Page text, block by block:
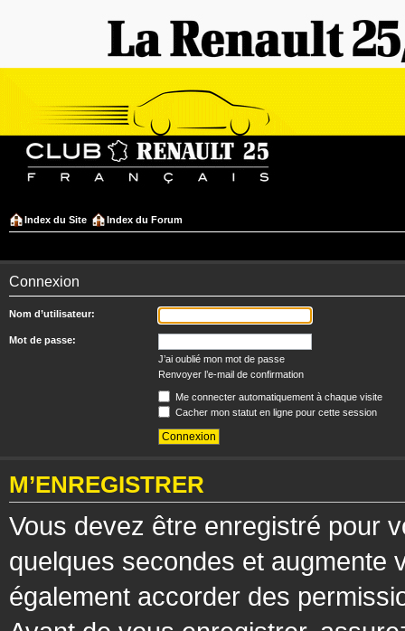
Index du Site Index du Forum
Connexion
Nom d’utilisateur:
Mot de passe:
J’ai oublié mon mot de passe
Renvoyer l’e-mail de confirmation
Me connecter automatiquement à chaque visite
Cacher mon statut en ligne pour cette session
M’ENREGISTRER
Vous devez être enregistré pour
quelques secondes et augmente
également accorder des